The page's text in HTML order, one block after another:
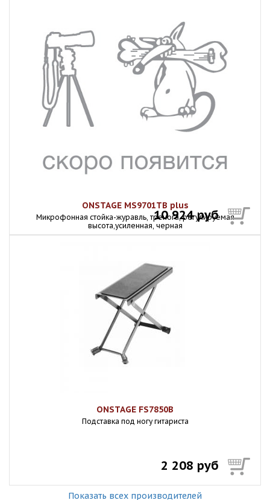
ONSTAGE MS9701TB plus
Микpoфонная стойка-журавль, тренога, регулируемая
высота,усиленная, черная
10 924 руб
ONSTAGE FS7850B
Подставка под ногу гитариста
2 208 руб
Показать всех производителей